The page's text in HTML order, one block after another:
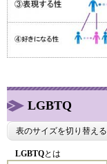
LGBTQ
表のサイズを切り替える
LGBTQとは